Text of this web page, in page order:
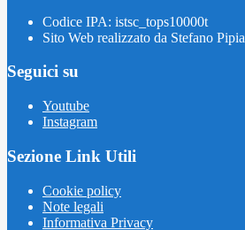
Codice IPA: istsc_tops10000t
Sito Web realizzato da Stefano Pipia
Seguici su
Youtube
Instagram
Sezione Link Utili
Cookie policy
Note legali
Informativa Privacy